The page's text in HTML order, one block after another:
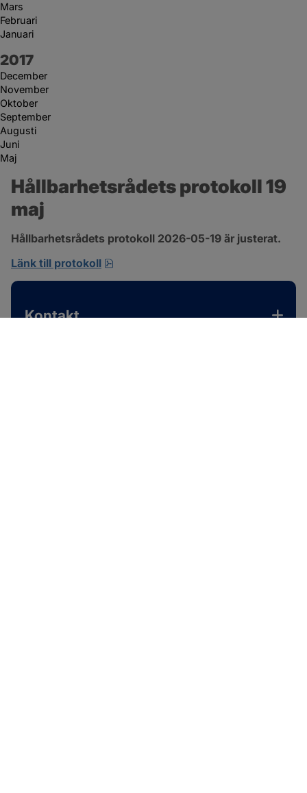
Mars
Februari
Januari
År:
2017
December
November
Oktober
September
Augusti
Juni
Maj
Hållbarhetsrådets protokoll 19
maj
Hållbarhetsrådets protokoll 2026-05-19 är justerat.
Länk till protokoll
Kontakt